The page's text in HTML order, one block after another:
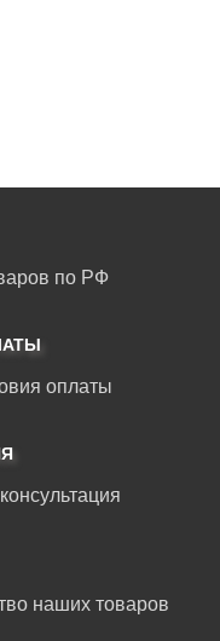
по РФ
оплаты
наших товаров